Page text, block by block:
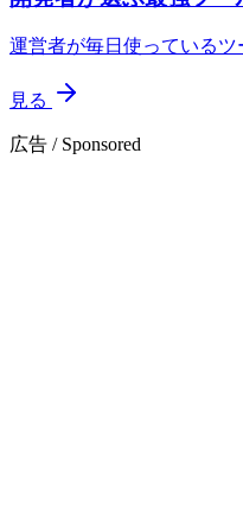
運営者が毎日使っている
見る
広告 / Sponsored